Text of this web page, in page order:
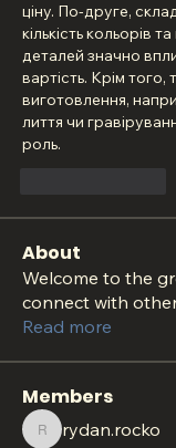
ціну. По-друге,
кількість кольорів
деталей значно
вартість. Крім того,
виготовлення,
лиття чи
роль.
About
Welcome to the
connect with
Read more
Members
rydan.rocko
rydan.rocko